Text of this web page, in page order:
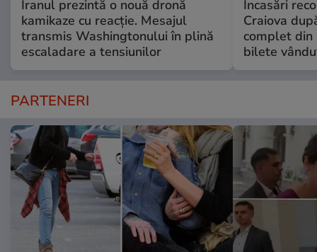
Iranul prezintă o nouă dronă
kamikaze cu reacție. Mesajul
transmis Washingtonului în plină
escaladare a tensiunilor
Încasări
Craiova
complet din
bilete
PARTENERI